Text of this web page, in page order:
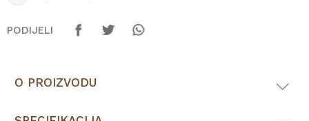
PODIJELI
O PROIZVODU